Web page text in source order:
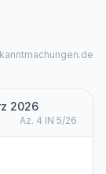
2026
Az. 4 IN 5/26